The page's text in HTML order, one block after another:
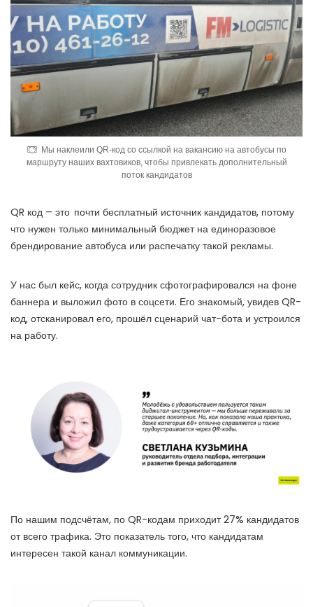
Мы наклеили QR-код со ссылкой на вакансию на автобусы по
маршруту наших вахтовиков, чтобы привлекать дополнительный
поток кандидатов
QR код – это почти бесплатный источник кандидатов, потому
что нужен только минимальный бюджет на единоразовое
брендирование автобуса или распечатку такой рекламы.
У нас был кейс, когда сотрудник сфотографировался на фоне
баннера и выложил фото в соцсети. Его знакомый, увидев QR-
код, отсканировал его, прошёл сценарий чат-бота и устроился
на работу.
По нашим подсчётам, по QR-кодам приходит 27% кандидатов
от всего трафика. Это показатель того, что кандидатам
интересен такой канал коммуникации.